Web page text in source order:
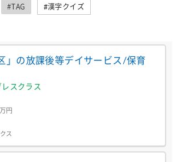
#TAG #漢字クイズ
」の放課後等デイサービス/保育
スクラス
円
ス